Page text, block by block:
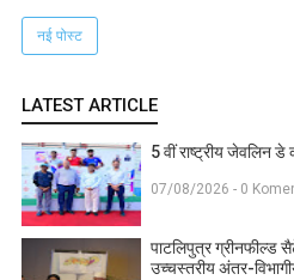
नई पोस्ट
LATEST ARTICLE
5 वीं राष्ट्रीय
07/08/2026 - 0
पाटलिपुत्र ग्रीनफील्ड
उच्चस्तरीय अंतर-